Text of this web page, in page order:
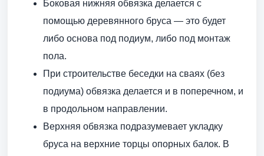
Боковая нижняя обвязка делается с
помощью деревянного бруса — это будет
либо основа под подиум, либо под монтаж
пола.
При строительстве беседки на сваях (без
подиума) обвязка делается и в поперечном, и
в продольном направлении.
Верхняя обвязка подразумевает укладку
бруса на верхние торцы опорных балок. В